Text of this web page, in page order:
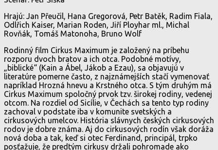
Hrajú: Jan Přeučil, Hana Gregorová, Petr Batěk, Radim Fiala,
Odlřich Kaiser, Marian Roden, Jiří Ployhar ml., Michal
Rovňák, Tomáš Matonoha, Bruno Wolf
Rodinný film Cirkus Maximum je založený na príbehu
rozporu dvoch bratov a ich otca. Podobné motívy,
„biblické“ (Kain a Ábel, Jákob a Ezau), sa objavujú v
literatúre pomerne často, z najznámejších stačí vymenovať
napríklad Hrozná hnevu a Krstného otca. S tým druhým má
Cirkus Maximum spoločný prvok tzv. širokej rodiny, vedenej
otcom. Na rozdiel od Sicílie, v Čechách sa tento typ rodiny
zachoval v podstate iba v komunite svetských a
cirkusových umelcov. História slávnych českých cirkusových
rodov je dobre známa. Aj do cirkusových rodín však doráža
nová doba a tak, keď si otec Ferdinand, principál, trpko
posťažuje, že predtým cirkusy držali pohromade ako